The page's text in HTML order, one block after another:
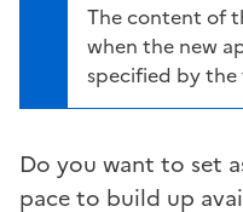
The content of this page will be updated
when the new
specified by
Do you want to set
pace to build up